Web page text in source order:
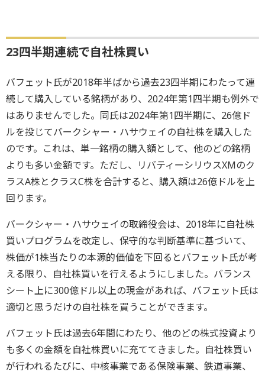
23四半期連続で自社株買い
バフェット氏が2018年半ばから過去23四半期にわたって連
続して購入している銘柄があり、2024年第1四半期も例外で
はありませんでした。同氏は2024年第1四半期に、26億ド
ルを投じてバークシャー・ハサウェイの自社株を購入した
のです。これは、単一銘柄の購入額として、他のどの銘柄
よりも多い金額です。ただし、リバティーシリウスXMのク
ラスA株とクラスC株を合計すると、購入額は26億ドルを上
回ります。
バークシャー・ハサウェイの取締役会は、2018年に自社株
買いプログラムを改定し、保守的な判断基準に基づいて、
株価が1株当たりの本源的価値を下回るとバフェット氏が考
える限り、自社株買いを行えるようにしました。バランス
シート上に300億ドル以上の現金があれば、バフェット氏は
適切と思うだけの自社株を買うことができます。
バフェット氏は過去6年間にわたり、他のどの株式投資より
も多くの金額を自社株買いに充ててきました。自社株買い
が行われるたびに、中核事業である保険事業、鉄道事業、